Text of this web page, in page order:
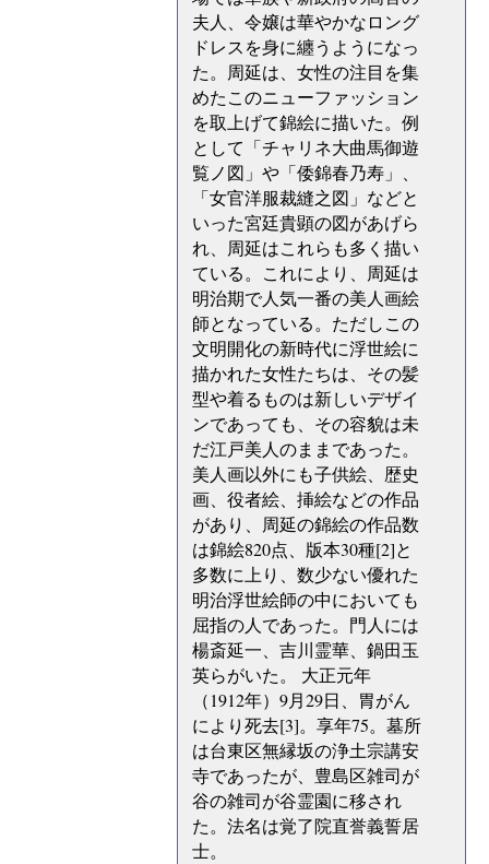
夫人、令嬢は華やかなロング
ドレスを身に纏うようになっ
た。周延は、女性の注目を集
めたこのニューファッション
を取上げて錦絵に描いた。例
として「チャリネ大曲馬御遊
覧ノ図」や「倭錦春乃寿」、
「女官洋服裁縫之図」などと
いった宮廷貴顕の図があげら
れ、周延はこれらも多く描い
ている。これにより、周延は
明治期で人気一番の美人画絵
師となっている。ただしこの
文明開化の新時代に浮世絵に
描かれた女性たちは、その髪
型や着るものは新しいデザイ
ンであっても、その容貌は未
だ江戸美人のままであった。
美人画以外にも子供絵、歴史
画、役者絵、挿絵などの作品
があり、周延の錦絵の作品数
は錦絵820点、版本30種[2]と
多数に上り、数少ない優れた
明治浮世絵師の中においても
屈指の人であった。門人には
楊斎延一、吉川霊華、鍋田玉
英らがいた。 大正元年
（1912年）9月29日、胃がん
により死去[3]。享年75。墓所
は台東区無縁坂の浄土宗講安
寺であったが、豊島区雑司が
谷の雑司が谷霊園に移され
た。法名は覚了院直誉義誓居
士。